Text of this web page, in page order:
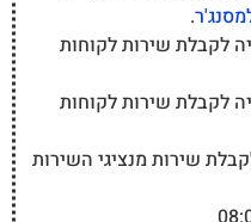
.
לקבלת שירות לקוחות
לקבלת שירות לקוחות
שירות מנציגי השירות